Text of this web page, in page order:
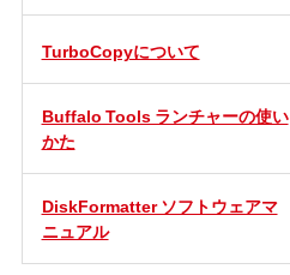
TurboCopyについて
Buffalo Tools ランチャーの使い
かた
DiskFormatter ソフトウェアマ
ニュアル